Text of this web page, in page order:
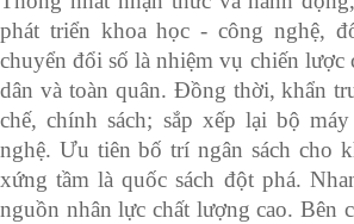
phát triển khoa học - công nghệ,
chuyển đổi số là nhiệm vụ chiến lược
dân và toàn quân. Đồng thời, khẩn
chế, chính sách; sắp xếp lại bộ
nghệ. Ưu tiên bố trí ngân sách cho
xứng tầm là quốc sách đột phá.
nguồn nhân lực chất lượng cao. Bên